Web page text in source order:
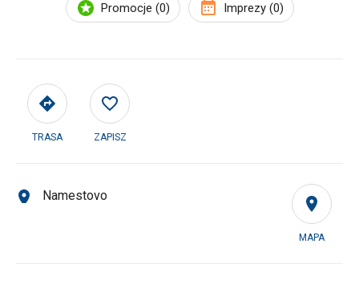
Promocje (0) Imprezy (0)
TRASA ZAPISZ
MAPA
Namestovo